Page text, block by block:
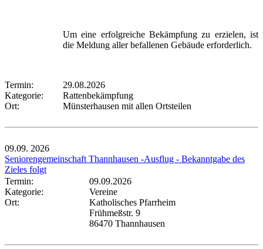
Um eine erfolgreiche Bekämpfung zu erzielen, ist
die Meldung aller befallenen Gebäude erforderlich.
Termin:
29.08.2026
Kategorie:
Rattenbekämpfung
Ort:
Münsterhausen mit allen Ortsteilen
09.09. 2026
Seniorengemeinschaft Thannhausen -Ausflug - Bekanntgabe des
Zieles folgt
Termin:
09.09.2026
Kategorie:
Vereine
Ort:
Katholisches Pfarrheim
Frühmeßstr. 9
86470 Thannhausen